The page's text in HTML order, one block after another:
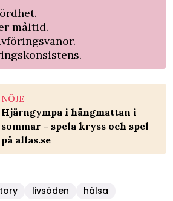
måltid.
NÖJE
Hjärngympa i hängmattan i
sommar – spela kryss och spel
på allas.se
livsöden hälsa